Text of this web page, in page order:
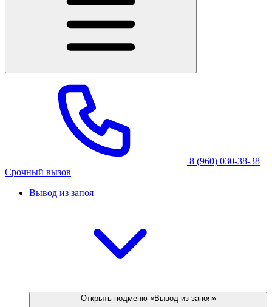
8 (960) 030-38-38
Срочный вызов
Вывод из запоя
Открыть подменю «Вывод из запоя»